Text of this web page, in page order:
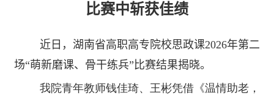
比赛中斩获佳绩
近日，湖南省高职高专院校思政课2026年第二
场“萌新磨课、骨干练兵”比赛结果揭晓。
我院青年教师钱佳琦、王彬凭借《温情助老，